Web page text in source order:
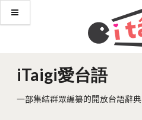
iTaigi愛台語
一部集結群眾編纂的開放台語辭典